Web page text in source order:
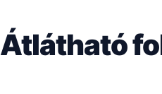
Átlátható